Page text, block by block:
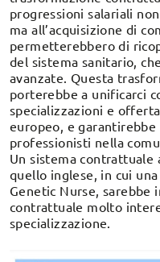
progressioni salariali
ma all’acquisizione di
permetterebbero di
del sistema sanitario,
avanzate. Questa
porterebbe a unificarci
specializzazioni e
europeo, e
professionisti nella
Un sistema contrattuale
quello inglese, in cui
Genetic Nurse, sarebbe
contrattuale molto
specializzazione.